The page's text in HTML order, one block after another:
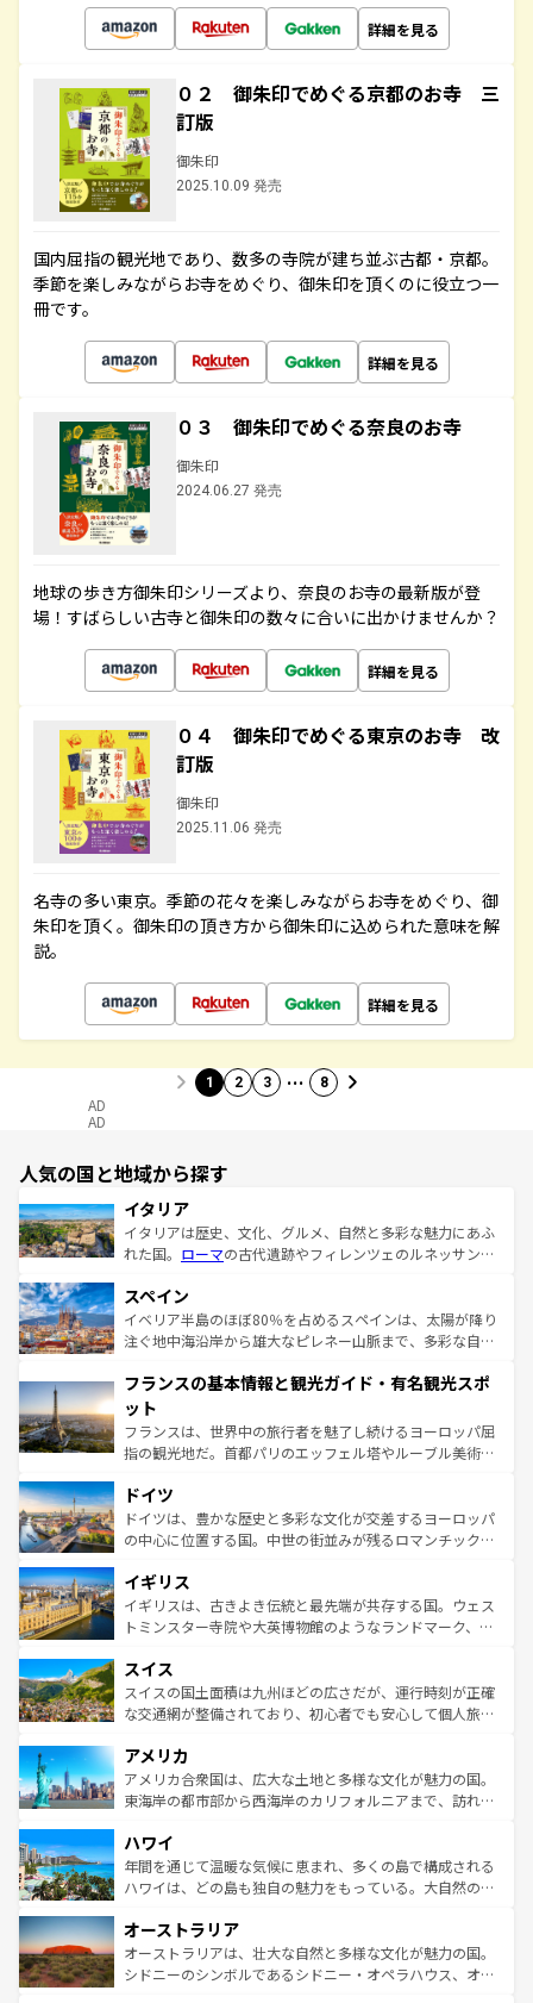
詳細を見る
０２ 御朱印でめぐる京都のお寺 三
訂版
御朱印
2025.10.09 発売
国内屈指の観光地であり、数多の寺院が建ち並ぶ古都・京都。
季節を楽しみながらお寺をめぐり、御朱印を頂くのに役立つ一
冊です。
詳細を見る
０３ 御朱印でめぐる奈良のお寺
御朱印
2024.06.27 発売
地球の歩き方御朱印シリーズより、奈良のお寺の最新版が登
場！すばらしい古寺と御朱印の数々に合いに出かけませんか？
詳細を見る
０４ 御朱印でめぐる東京のお寺 改
訂版
御朱印
2025.11.06 発売
名寺の多い東京。季節の花々を楽しみながらお寺をめぐり、御
朱印を頂く。御朱印の頂き方から御朱印に込められた意味を解
説。
詳細を見る
1 2 3 … 8
AD
AD
人気の国と地域から探す
イタリア
イタリアは歴史、文化、グルメ、自然と多彩な魅力にあふ
れた国。 ローマの古代遺跡やフィレンツェのルネッサンス
ろん、トスカーナの美しい田園風景やアマルフィ海岸の絶
景など、自然景観も見逃せない。観光の合間には、本場の
ピザやパスタなど、絶品のイタリア料理を堪能することも
ませてくれるイタリアで、忘れられない旅をしてみよう！
なお、新着のイタリア情報は
しい。
スペイン
イベリア半島のほぼ80％を占めるスペインは、太陽が降り
注ぐ地中海沿岸から雄大なピレネー山脈まで、多彩な自然
文化が根付くこの国では、情熱的なフラメンコ、熱気あふ
れる闘牛、そして美味しいタパスが生活の一部となってい
る。首都マドリードの洗練された雰囲気や、バルセロナの
アートに溢れた街角から、地方では古代ローマ遺跡や中世
せる。地方によって風土や気候が異なるスペインはその個
性で訪れる人を魅了する。 なお、新着のスペイン情報は コ
ンテンツ一覧を参照してほしい。
フランスの基本情報と観光ガイド・有名観光スポ
ット
フランスは、世界中の旅行者を魅了し続けるヨーロッパ屈
指の観光地だ。首都パリのエッフェル塔やルーブル美術館
で、幅広い魅力が詰まっている。華麗な宮殿、歴史的な大
聖堂、美しいビーチ、そして豊かな自然が、訪れる者を心
から魅了する。また、フランスは美食の国としても知ら
いる。シャンパンの発祥地であるランス、プロヴァンスの
香り高いラベンダー畑など、多彩な楽しみ方が可能だ。さ
らに、パリ以外の地域にも魅力が溢れており、どの街角に
れる地方に足を運ぶとそれぞれで全く異なる文化を体験で
きるだろう。 なお、新着のフランス情報はコンテンツ一覧
を参照してほしい。
ドイツ
ドイツは、豊かな歴史と多彩な文化が交差するヨーロッパ
の中心に位置する国。中世の街並みが残るロマンチック街
顔を持つこの国は、どこを歩いても飽きることがない。ベ
ルリンの文化的活気、バイエルン州のアルプスの絶景、そ
してライン川沿いのワイン畑といった風景は必見。ビール
は、お酒好きな人にはぜひ体験してほしい。 なお、新着の
ドイツ情報はコンテンツ一覧を参照してほしい。
イギリス
イギリスは、古きよき伝統と最先端が共存する国。ウェス
トミンスター寺院や大英博物館のようなランドマーク、歴
リアごとに異なる魅力がある。また、優雅なアフタヌーン
ティー、ビール好きにはたまらない英国パブ、サッカー観
戦など、本場だからこそできる体験も豊富。イギリスを旅
ンツ一覧を参照してほしい。
スイス
スイスの国土面積は九州ほどの広さだが、運行時刻が正確
な交通網が整備されており、初心者でも安心して個人旅行
の建物がそのまま残る町や、スイスならではのユニークな
博物館もあり、アルプス観光だけでなく町歩きも満喫する
ことができる。国民の所得が高いため物価も高いが、旅行
ば市内交通費無料で観光を楽しむこともできる。 なお、新
着のスイス情報はコンテンツ一覧 を参照してほしい。
アメリカ
アメリカ合衆国は、広大な土地と多様な文化が魅力の国。
東海岸の都市部から西海岸のカリフォルニアまで、訪れる
のような巨大都市は、観光、ショッピング、エンターテイ
ンメントが詰まった刺激的なスポットだ。一方、アメリカ
西部には大自然が広がり、グランドキャニオンやイエロー
部のニューオーリンズでは、音楽と美食が融合した独特の
文化が魅力。旅行者はアメリカの各地域で異なる魅力を楽
しみながら、その多様性と豊かな歴史を感じることができ
ハワイ
年間を通じて温暖な気候に恵まれ、多くの島で構成される
ハワイは、どの島も独自の魅力をもっている。大自然の神
ワイ島は見逃せない。また、定番の観光地といえばオアフ
島だが、静かな自然を求めるならマウイ島やカウアイ島が
おすすめ。エメラルドグリーンに輝く海をはじめ、豊かな
オーストラリア
オーストラリアは、壮大な自然と多様な文化が魅力の国。
シドニーのシンボルであるシドニー・オペラハウス、オー